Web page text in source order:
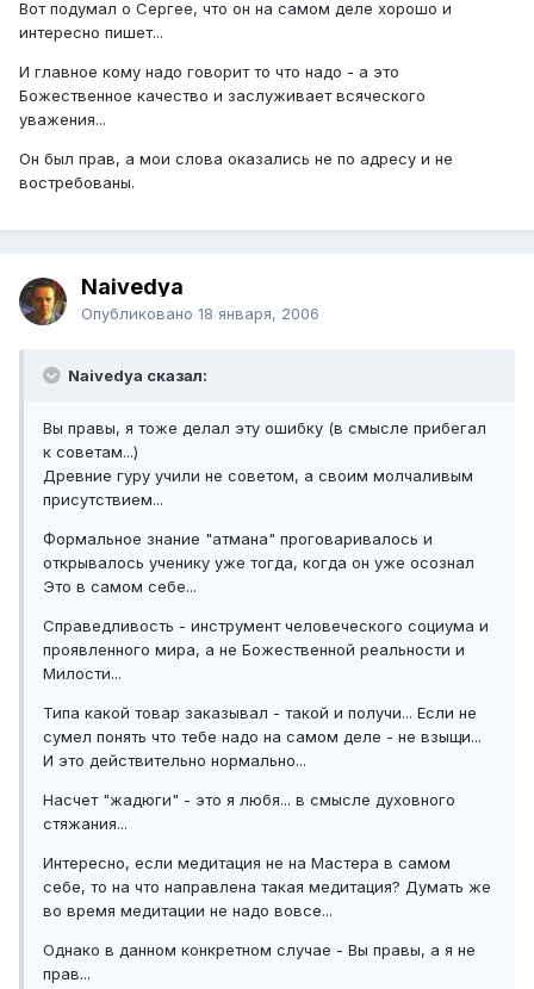
Вот подумал о Сергее, что он на самом деле хорошо и
интересно пишет...
И главное кому надо говорит то что надо - а это
Божественное качество и заслуживает всяческого
уважения...
Он был прав, а мои слова оказались не по адресу и не
востребованы.
Naivedya
Опубликовано 18 января, 2006
Naivedya сказал:
Вы правы, я тоже делал эту ошибку (в смысле прибегал
к советам...)
Древние гуру учили не советом, а своим молчаливым
присутствием...
Формальное знание "атмана" проговаривалось и
открывалось ученику уже тогда, когда он уже осознал
Это в самом себе...
Справедливость - инструмент человеческого социума и
проявленного мира, а не Божественной реальности и
Милости...
Типа какой товар заказывал - такой и получи... Если не
сумел понять что тебе надо на самом деле - не взыщи...
И это действительно нормально...
Насчет "жадюги" - это я любя... в смысле духовного
стяжания...
Интересно, если медитация не на Мастера в самом
себе, то на что направлена такая медитация? Думать же
во время медитации не надо вовсе...
Однако в данном конкретном случае - Вы правы, а я не
прав...